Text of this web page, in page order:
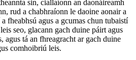
sin, ciallaíonn an daonáireamh
rud a chabhraíonn le daoine aonair a
fheabhsú agus a gcumas chun tubaistí
seo, glacann gach duine páirt agus
agus tá an fhreagracht ar gach duine
comhoibriú leis.